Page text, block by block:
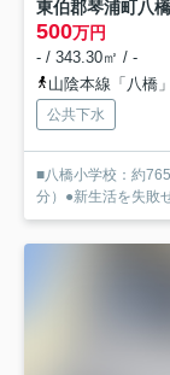
東伯郡琴浦町八
500万円
- / 343.30㎡ / -
山陰本線「八橋
公共下水
■八橋小学校：約
分）●新生活を失敗